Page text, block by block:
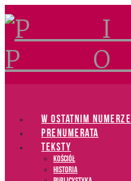
W OSTATNIM NUMERZE
PRENUMERATA
TEKSTY
Kościół
Historia